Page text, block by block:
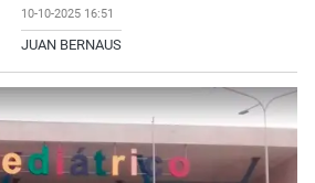
10-10-2025 16:51
JUAN BERNAUS